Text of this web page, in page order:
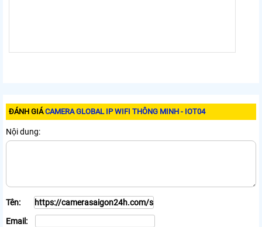
ĐÁNH GIÁCAMERA GLOBAL IP WIFI THÔNG MINH - IOT04
Nội dung:
Tên:
Email: